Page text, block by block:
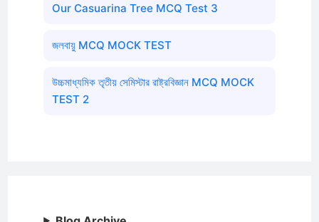
Our Casuarina Tree MCQ Test 3
জলবায়ু MCQ MOCK TEST
উচ্চমাধ্যমিক তৃতীয় সেমিস্টার রাষ্ট্রবিজ্ঞান MCQ MOCK
TEST 2